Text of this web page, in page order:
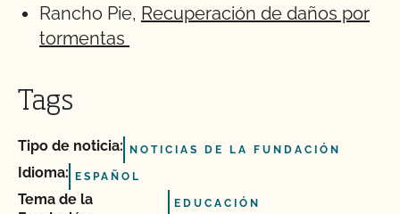
Rancho Pie, Recuperación de daños por
tormentas
Tags
Tipo de noticia: NOTICIAS DE LA FUNDACIÓN
Idioma: ESPAÑOL
Tema de la
EDUCACIÓN